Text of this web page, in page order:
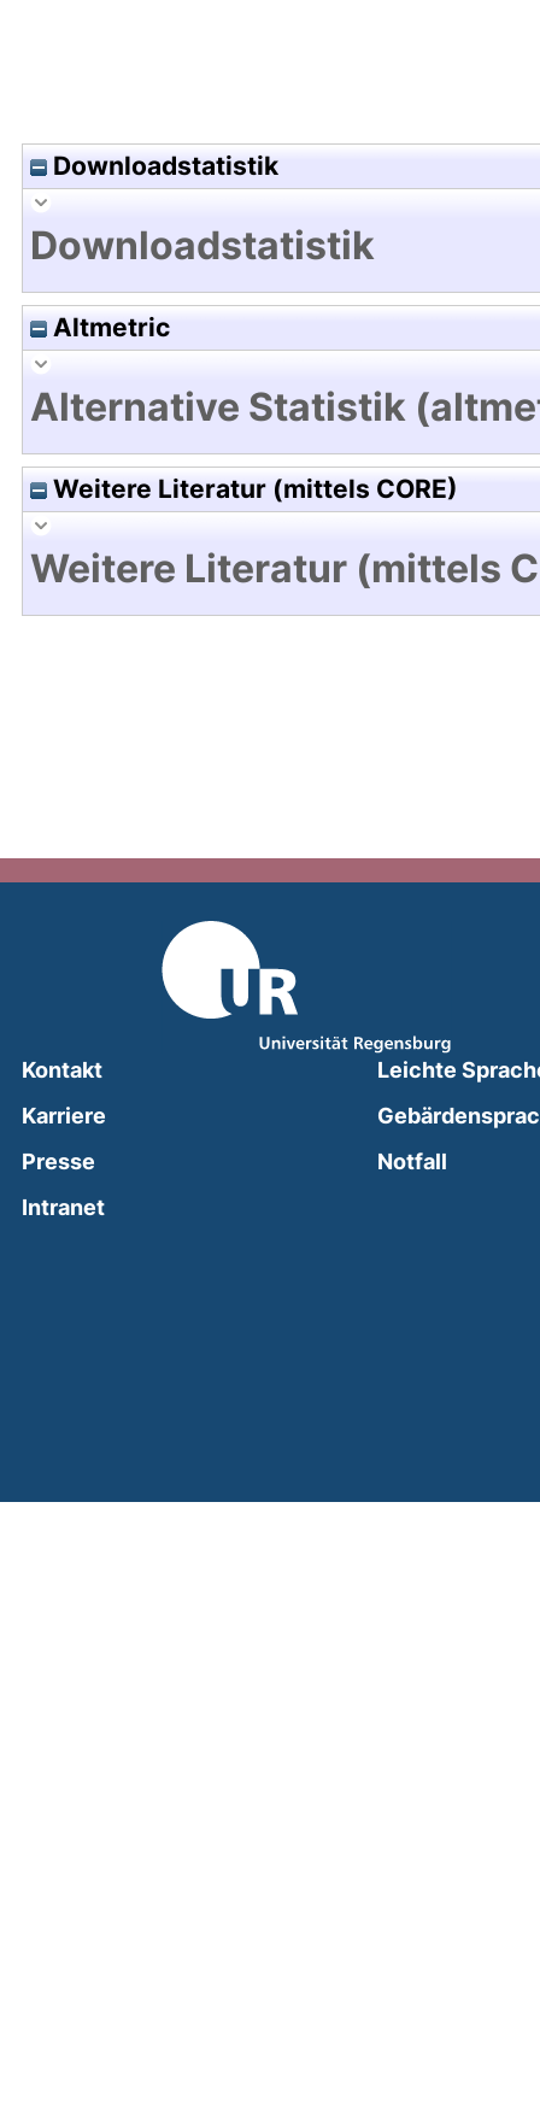
Downloadstatistik
Downloadstatistik
Altmetric
Alternative Statistik
Weitere Literatur (mittels CORE)
Weitere Literatur (mittels
Kontakt
Karriere
Presse
Intranet(external link, opens in a new window)
Leichte
Notfall